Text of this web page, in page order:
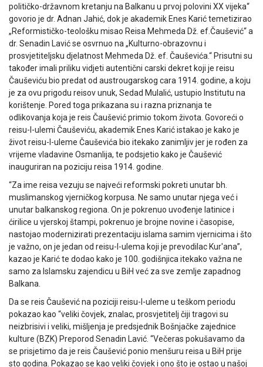
političko-državnom kretanju na Balkanu u prvoj polovini XX vijeka“
govorio je dr. Adnan Jahić, dok je akademik Enes Karić temetizirao
„Reformističko-teološku misao Reisa Mehmeda Dž. ef.Čaušević“ a
dr. Senadin Lavić se osvrnuo na „Kulturno-obrazovnu i
prosvjetiteljsku djelatnost Mehmeda Dž. ef. Čauševića.“ Prisutni su
također imali priliku vidjeti autentični carski dekret koji je reisu
Čauševiću bio predat od austrougarskog cara 1914. godine, a koju
je za ovu prigodu reisov unuk, Sedad Mulalić, ustupio Institutu na
korištenje. Pored toga prikazana su i razna priznanja te
odlikovanja koja je reis Čaušević primio tokom života. Govoreći o
reisu-l-ulemi Čauševiću, akademik Enes Karić istakao je kako je
život reisu-l-uleme Čauševića bio itekako zanimljiv jer je rođen za
vrijeme vladavine Osmanlija, te podsjetio kako je Čaušević
inauguriran na poziciju reisa 1914. godine.
“Za ime reisa vezuju se najveći reformski pokreti unutar bh.
muslimanskog vjerničkog korpusa. Ne samo unutar njega već i
unutar balkanskog regiona. On je pokrenuo uvođenje latinice i
ćirilice u vjerskoj štampi, pokrenuo je brojne novine i časopise,
nastojao modernizirati prezentaciju islama samim vjernicima i što
je važno, on je jedan od reisu-l-ulema koji je prevodilac Kur'ana”,
kazao je Karić te dodao kako je 100. godišnjica itekako važna ne
samo za Islamsku zajendicu u BiH već za sve zemlje zapadnog
Balkana.
Da se reis Čaušević na poziciji reisu-l-uleme u teškom periodu
pokazao kao “veliki čovjek, znalac, prosvjetitelj čiji tragovi su
neizbrisivi i veliki, mišljenja je predsjednik Bošnjačke zajednice
kulture (BZK) Preporod Senadin Lavić. “Večeras pokušavamo da
se prisjetimo da je reis Čaušević ponio menšuru reisa u BiH prije
sto godina. Pokazao se kao veliki čovjek i ono što je ostao u našoj